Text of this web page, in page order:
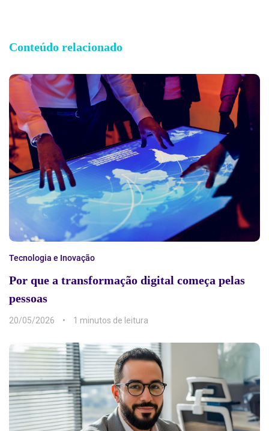
Conteúdo relacionado
Tecnologia e Inovação
Por que a transformação digital começa pelas
pessoas
20/05/2026 1 min